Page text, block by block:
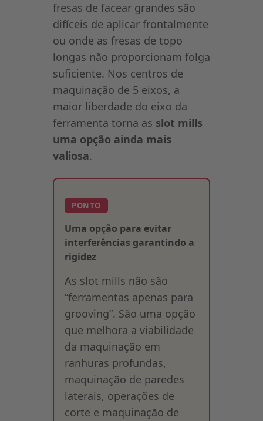
fresas de facear grandes são
difíceis de aplicar frontalmente
ou onde as fresas de topo
longas não proporcionam folga
suficiente. Nos centros de
maquinação de 5 eixos, a
maior liberdade do eixo da
ferramenta torna as slot mills
uma opção ainda mais
valiosa.
PONTO
Uma opção para evitar
interferências garantindo a
rigidez
As slot mills não são
“ferramentas apenas para
grooving”. São uma opção
que melhora a viabilidade
da maquinação em
ranhuras profundas,
maquinação de paredes
laterais, operações de
corte e maquinação de